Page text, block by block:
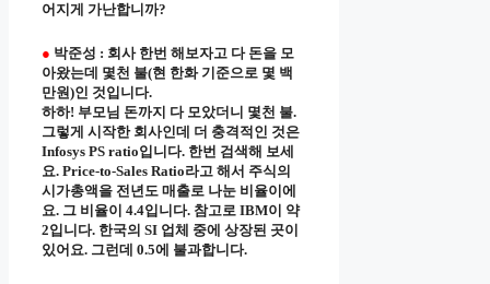
어지게 가난합니까?
● 박준성 : 회사 한번 해보자고 다 돈을 모
아왔는데 몇천 불(현 한화 기준으로 몇 백
만원)인 것입니다.
하하! 부모님 돈까지 다 모았더니 몇천 불.
그렇게 시작한 회사인데 더 충격적인 것은
Infosys PS ratio입니다. 한번 검색해 보세
요. Price-to-Sales Ratio라고 해서 주식의
시가총액을 전년도 매출로 나눈 비율이에
요. 그 비율이 4.4입니다. 참고로 IBM이 약
2입니다. 한국의 SI 업체 중에 상장된 곳이
있어요. 그런데 0.5에 불과합니다.